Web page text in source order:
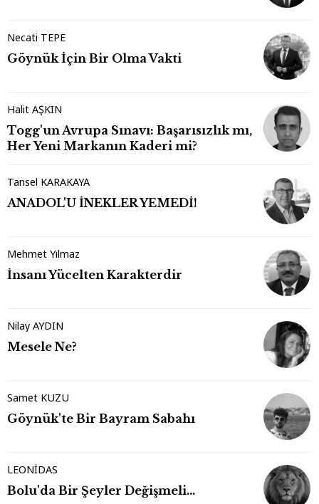
Necati TEPE
Göynük İçin Bir Olma Vakti
Halit AŞKIN
Togg'un Avrupa Sınavı: Başarısızlık mı,
Her Yeni Markanın Kaderi mi?
Tansel KARAKAYA
ANADOL'U İNEKLER YEMEDİ!
Mehmet Yılmaz
İnsanı Yücelten Karakterdir
Nilay AYDIN
Mesele Ne?
Samet KUZU
Göynük'te Bir Bayram Sabahı
LEONİDAS
Bolu'da Bir Şeyler Değişmeli…